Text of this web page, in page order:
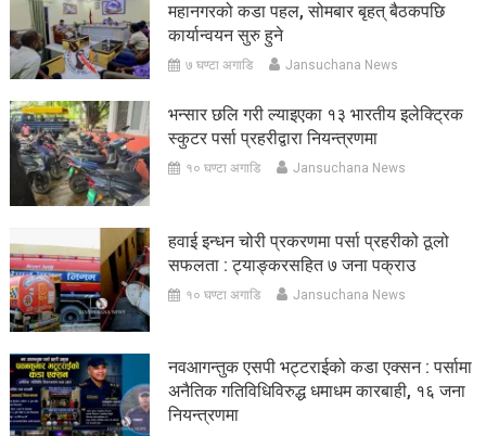
महानगरको कडा पहल, सोमबार बृहत् बैठकपछि
कार्यान्वयन सुरु हुने
७ घण्टा अगाडि Jansuchana News
भन्सार छलि गरी ल्याइएका १३ भारतीय इलेक्ट्रिक
स्कुटर पर्सा प्रहरीद्वारा नियन्त्रणमा
१० घण्टा अगाडि Jansuchana News
हवाई इन्धन चोरी प्रकरणमा पर्सा प्रहरीको ठूलो
सफलता : ट्याङ्करसहित ७ जना पक्राउ
१० घण्टा अगाडि Jansuchana News
नवआगन्तुक एसपी भट्टराईको कडा एक्सन : पर्सामा
अनैतिक गतिविधिविरुद्ध धमाधम कारबाही, १६ जना
नियन्त्रणमा